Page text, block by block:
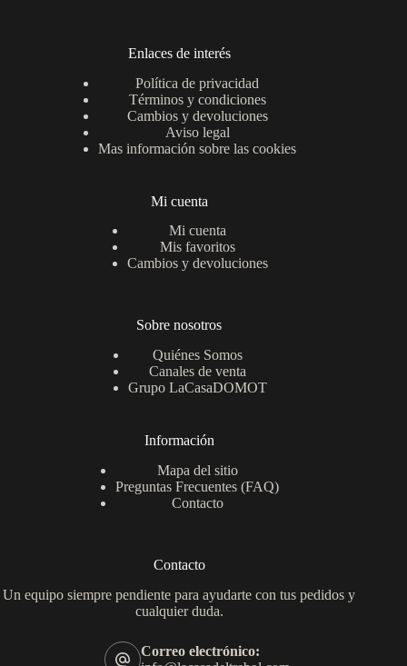
Enlaces de interés
Política de privacidad
Términos y condiciones
Cambios y devoluciones
Aviso legal
Mas información sobre las cookies
Mi cuenta
Mi cuenta
Mis favoritos
Cambios y devoluciones
Sobre nosotros
Quiénes Somos
Canales de venta
Grupo LaCasaDOMOT
Información
Mapa del sitio
Preguntas Frecuentes (FAQ)
Contacto
Contacto
Un equipo siempre pendiente para ayudarte con tus pedidos y
cualquier duda.
Correo electrónico: